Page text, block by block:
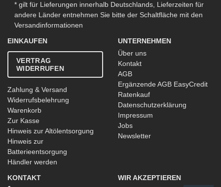
* gilt für Lieferungen innerhalb Deutschlands, Lieferzeiten für
andere Länder entnehmen Sie bitte der Schaltfläche mit den
Versandinformationen
EINKAUFEN
VERTRAG
WIDERRUFEN
Zahlung & Versand
Widerrufsbelehrung
Warenkorb
Zur Kasse
Hinweis zur Altölentsorgung
Hinweis zur
Batterieentsorgung
Händler werden
UNTERNEHMEN
Über uns
Kontakt
AGB
Ergänzende AGB EasyCredit
Ratenkauf
Datenschutzerklärung
Impressum
Jobs
Newsletter
KONTAKT
WIR AKZEPTIEREN